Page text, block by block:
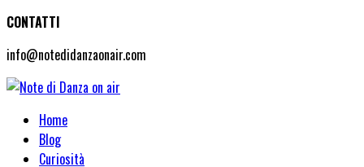
CONTATTI
info@notedidanzaonair.com
Home
Blog
Curiosità